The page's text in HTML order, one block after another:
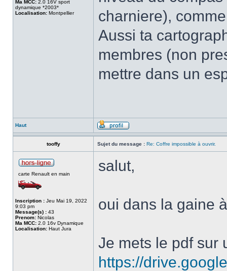
Ma MCC: 2.0 16V sport
dynamique *2003*
Localisation: Montpellier
charniere),
Aussi ta
membres (non
mettre dans un
Haut
tooffy Sujet du message : Re: Coffre impossible à ouvrir.
carte Renault en main
Inscription : Jeu Mai 19, 2022
9:03 pm
Message(s) : 43
Prenom: Nicolas
Ma MCC: 2.0 16v Dynamique
Localisation: Haut Jura
salut,
oui dans la gaine
Je mets le pdf sur
https://